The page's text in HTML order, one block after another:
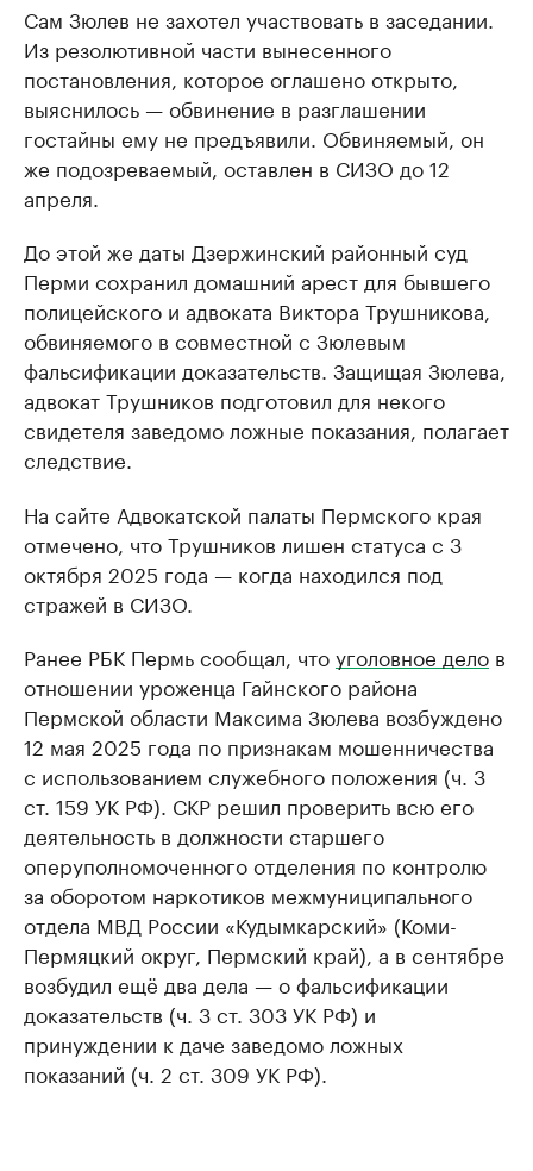
Сам Зюлев не захотел участвовать в заседании.
Из резолютивной части вынесенного
постановления, которое оглашено открыто,
выяснилось — обвинение в разглашении
гостайны ему не предъявили. Обвиняемый, он
же подозреваемый, оставлен в СИЗО до 12
апреля.
До этой же даты Дзержинский районный суд
Перми сохранил домашний арест для бывшего
полицейского и адвоката Виктора Трушникова,
обвиняемого в совместной с Зюлевым
фальсификации доказательств. Защищая Зюлева,
адвокат Трушников подготовил для некого
свидетеля заведомо ложные показания, полагает
следствие.
На сайте Адвокатской палаты Пермского края
отмечено, что Трушников лишен статуса с 3
октября 2025 года — когда находился под
стражей в СИЗО.
Ранее РБК Пермь сообщал, чтоуголовное дело в
отношении уроженца Гайнского района
Пермской области Максима Зюлева возбуждено
12 мая 2025 года по признакам мошенничества
с использованием служебного положения (ч. 3
ст. 159 УК РФ). СКР решил проверить всю его
деятельность в должности старшего
оперуполномоченного отделения по контролю
за оборотом наркотиков межмуниципального
отдела МВД России «Кудымкарский» (Коми-
Пермяцкий округ, Пермский край), а в сентябре
возбудил ещё два дела — о фальсификации
доказательств (ч. 3 ст. 303 УК РФ) и
принуждении к даче заведомо ложных
показаний (ч. 2 ст. 309 УК РФ).